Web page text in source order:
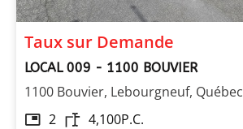
Taux sur Demande
LOCAL 009 - 1100 BOUVIER
1100 Bouvier, Lebourgneuf, Québec
2
4,100P.C.